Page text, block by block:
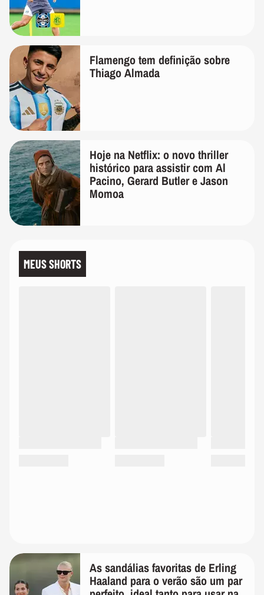
Flamengo tem definição sobre
Thiago Almada
Hoje na Netflix: o novo thriller
histórico para assistir com Al
Pacino, Gerard Butler e Jason
Momoa
MEUS SHORTS
As sandálias favoritas de Erling
Haaland para o verão são um par